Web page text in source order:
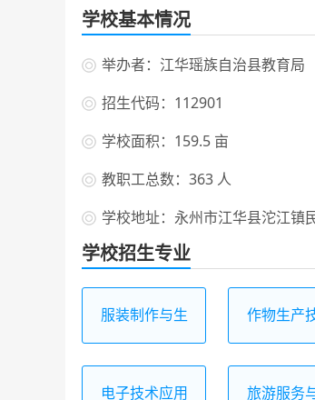
学校基本情况
举办者：江华瑶族自治县教育局
招生代码：112901
学校面积：159.5 亩
教职工总数：363 人
学校地址：永州市江华县沱江镇
学校招生专业
服装制作与生
作物生产
电子技术应用
旅游服务